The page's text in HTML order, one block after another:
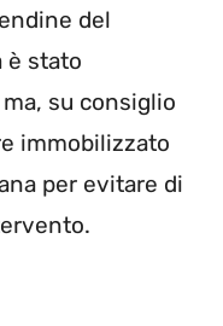
del
è stato
su consiglio
immobilizzato
per evitare di